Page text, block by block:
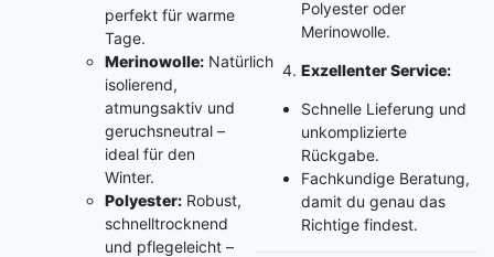
perfekt für warme
Tage.
Merinowolle: Natürlich
isolierend,
atmungsaktiv und
geruchsneutral –
ideal für den
Winter.
Polyester: Robust,
schnelltrocknend
und pflegeleicht –
Polyester oder
Merinowolle.
Exzellenter Service:
Schnelle Lieferung und
unkomplizierte
Rückgabe.
Fachkundige Beratung,
damit du genau das
Richtige findest.